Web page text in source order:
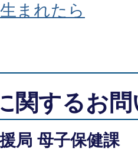
まれたら
関するお
局 母子保健課